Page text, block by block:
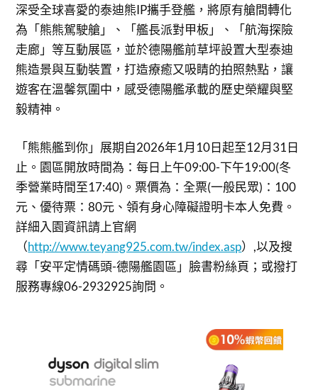
深受全球喜愛的泰迪熊IP攜手登艦，將原有艙間轉化
為「熊熊駕駛艙」、「艦長派對甲板」、「航海探險
走廊」等互動展區，並於德陽艦前草坪設置大型泰迪
熊造景與互動裝置，打造療癒又吸睛的拍照熱點，讓
遊客在溫馨氛圍中，感受德陽艦承載的歷史榮耀與堅
毅精神。
「熊熊艦到你」展期自2026年1月10日起至12月31日
止。園區開放時間為：每日上午09:00-下午19:00(冬
季營業時間至17:40)。票價為：全票(一般民眾)：100
元、優待票：80元、領有身心障礙證明卡本人免費。
詳細入園資訊請上官網
（http://www.teyang925.com.tw/index.asp）,以及搜
尋「安平定情碼頭-德陽艦園區」臉書粉絲頁；或撥打
服務專線06-2932925詢問。